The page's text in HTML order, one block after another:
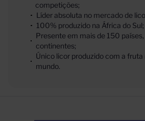
competições;
Líder absoluta no mercado de
100% produzido na África do Sul;
Presente em mais de 150
continentes;
Único licor produzido com a fruta
mundo.